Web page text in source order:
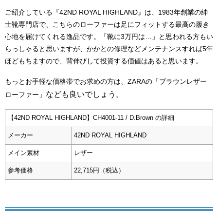
ご紹介している『42ND ROYAL HIGHLAND』は、1983年創業の紳
士靴専門店で、こちらのローファーは足にフィットする最高の履き
心地を届けてくれる逸品です。「靴に3万円は…」と思われる方もい
らっしゃると思いますが、かかとの修理などメンテナンスすれば5年
ほどもちますので、背伸びして投資する価値はあると思います。
もっとお手軽な価格帯でお求めの方は、ZARAの「ブラウンレザー
ローファー」 なども良いでしょう。
【42ND ROYAL HIGHLAND】CH4001-11 / D.Brown の詳細
メーカー 42ND ROYAL HIGHLAND
メイン素材 レザー
参考価格 22,715円（税込）